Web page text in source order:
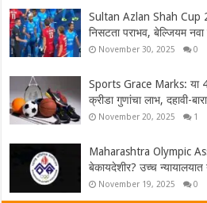
Sultan Azlan Shah Cup
निसटता पराभव, बेल्जियम नवा
November 30, 2025 0
Sports Grace Marks: या
क्रीडा गुणांचा लाभ, दहावी-
November 20, 2025 1
Maharashtra Olympic
बेकायदेशीर? उच्च
November 19, 2025 0